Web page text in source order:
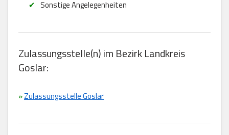
Sonstige Angelegenheiten
Zulassungsstelle(n) im Bezirk Landkreis
Goslar:
»Zulassungsstelle Goslar